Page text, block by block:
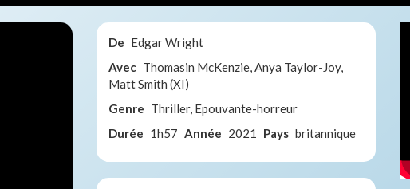
De Edgar Wright
Avec Thomasin McKenzie, Anya Taylor-Joy,
Matt Smith (XI)
Genre Thriller, Epouvante-horreur
Durée 1h57 Année 2021 Pays britannique